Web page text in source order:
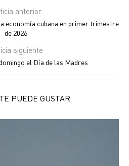
anterior
economía cubana en primer trimestre
de 2026
siguiente
el Día de las Madres
PUEDE GUSTAR